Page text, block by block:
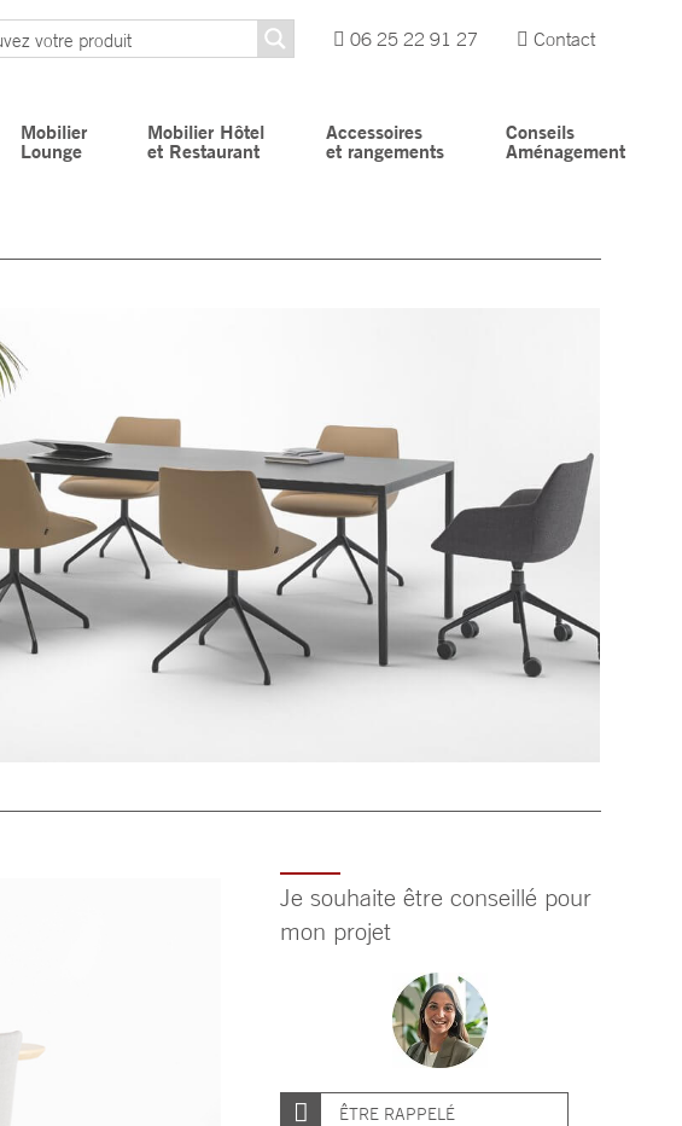
06 25 22 91 27 Contact
Mobilier
Lounge
Mobilier Hôtel
et Restaurant
Accessoires
et rangements
Conseils
Aménagement
Je souhaite être conseillé pour
mon projet
ÊTRE RAPPELÉ